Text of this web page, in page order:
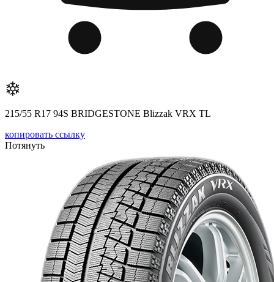
215/55 R17 94S BRIDGESTONE Blizzak VRX TL
копировать ссылку
Потянуть